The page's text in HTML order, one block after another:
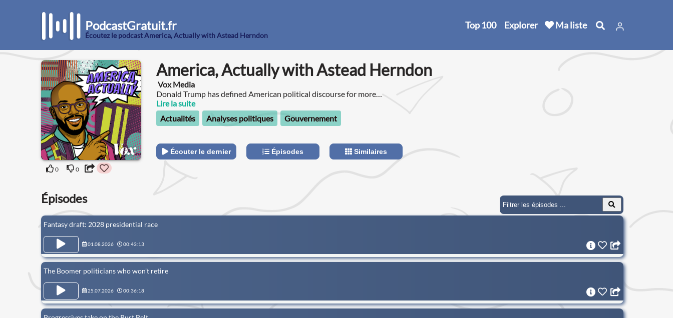
PodcastGratuit.fr
Écoutez le podcast America, Actually with Astead Herndon
Top 100 Explorer Ma liste
0 0
America, Actually with Astead Herndon
Vox Media
Donald Trump has defined American political discourse for more
than a decade.
Lire la suite
Actualités
Analyses politiques Gouvernement
Écouter le dernier Épisodes Similaires
Épisodes
Fantasy draft: 2028 presidential race
01.08.2026 00:43:13
The Boomer politicians who won't retire
25.07.2026 00:36:18